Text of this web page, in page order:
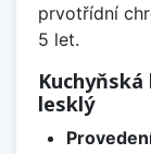
prvotřídní
5 let.
lesklý